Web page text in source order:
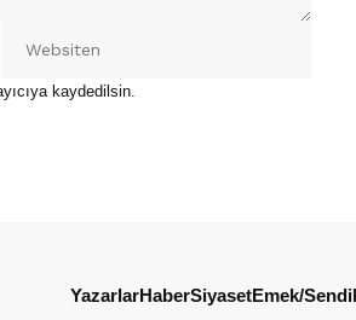
kaydedilsin.
YazarlarHaberSiyasetEmek/